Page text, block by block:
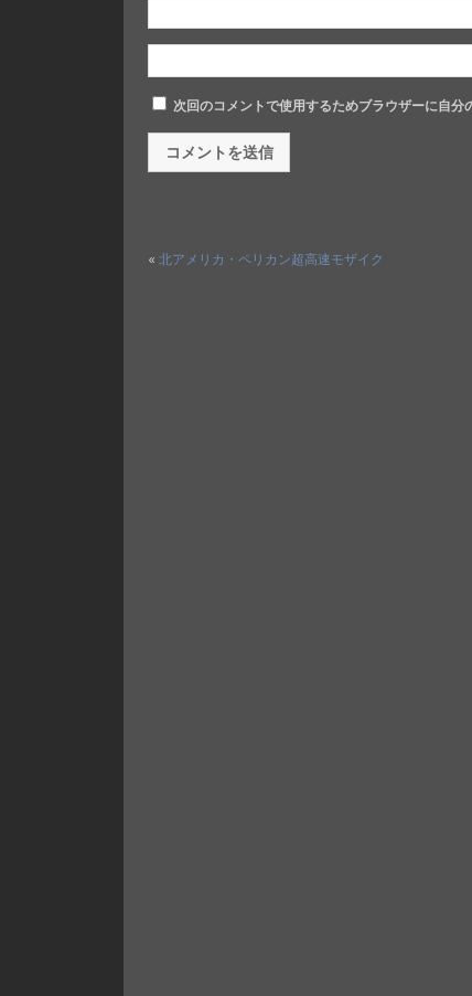
次回のコメントで使用するためブラウザーに自分
«北アメリカ・ペリカン超高速モザイク